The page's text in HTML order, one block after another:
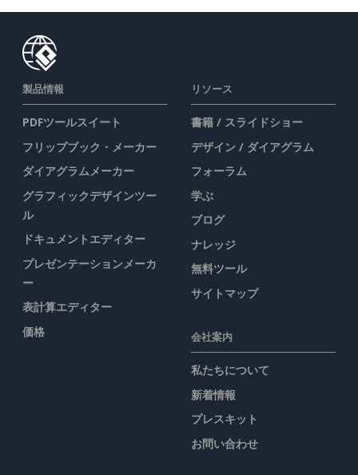
製品情報
PDFツールスイート
フリップブック・メーカー
ダイアグラムメーカー
グラフィックデザインツー
ル
ドキュメントエディター
プレゼンテーションメーカ
ー
表計算エディター
価格
リソース
書籍 / スライドショー
デザイン / ダイアグラム
フォーラム
学ぶ
ブログ
ナレッジ
無料ツール
サイトマップ
会社案内
私たちについて
新着情報
プレスキット
お問い合わせ